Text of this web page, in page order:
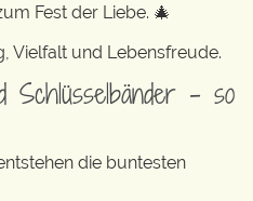
Fest der Liebe. 🎄
Vielfalt und Lebensfreude.
Schlüsselbänder – so
die buntesten